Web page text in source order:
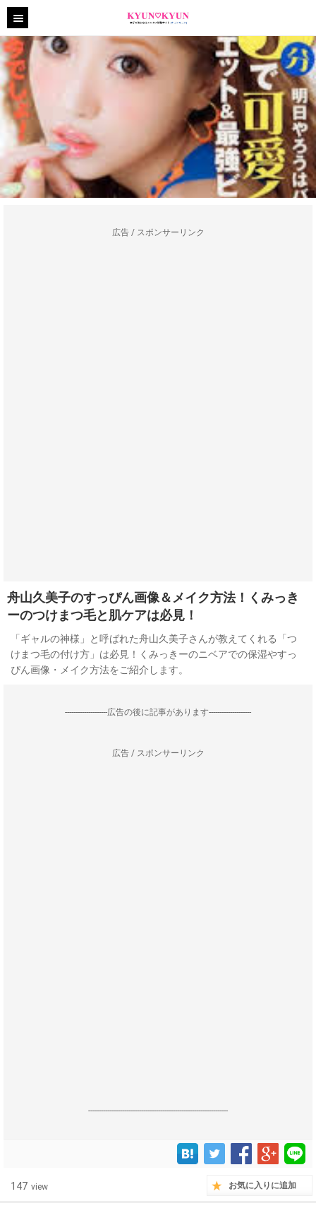
広告 / スポンサーリンク
舟山久美子のすっぴん画像＆メイク方法！くみっき
ーのつけまつ毛と肌ケアは必見！
「ギャルの神様」と呼ばれた舟山久美子さんが教えてくれる「つ
けまつ毛の付け方」は必見！くみっきーのニベアでの保湿やすっ
ぴん画像・メイク方法をご紹介します。
--------------------広告の後に記事があります--------------------
広告 / スポンサーリンク
------------------------------------------------------------------
147 view お気に入りに追加